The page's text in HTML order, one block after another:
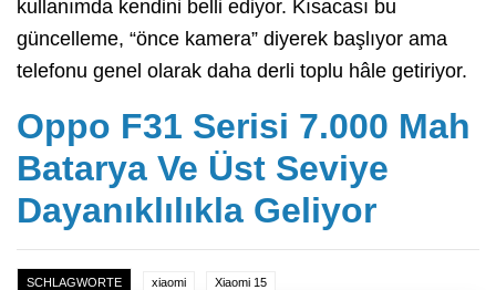
kullanımda kendini belli ediyor. Kısacası bu
güncelleme, “önce kamera” diyerek başlıyor ama
telefonu genel olarak daha derli toplu hâle getiriyor.
Oppo F31 Serisi 7.000 Mah
Batarya Ve Üst Seviye
Dayanıklılıkla Geliyor
SCHLAGWORTE xiaomi Xiaomi 15